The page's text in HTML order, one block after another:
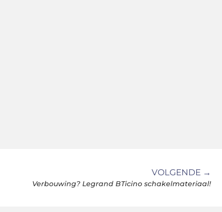
VOLGENDE →
Verbouwing? Legrand BTicino schakelmateriaal!